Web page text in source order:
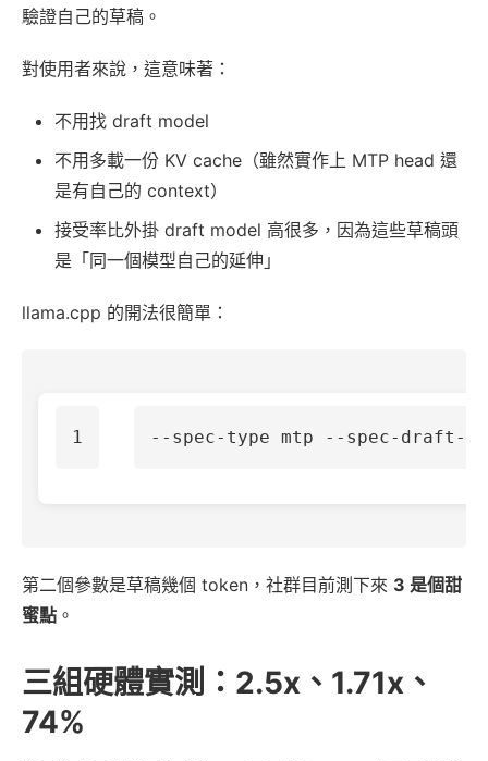
驗證自己的草稿。
對使用者來說，這意味著：
不用找 draft model
不用多載一份 KV cache（雖然實作上 MTP head 還
是有自己的 context）
接受率比外掛 draft model 高很多，因為這些草稿頭
是「同一個模型自己的延伸」
llama.cpp 的開法很簡單：
--spec-type mtp --spec-draft-n-
第二個參數是草稿幾個 token，社群目前測下來 3 是個甜
蜜點 。
三組硬體實測：2.5x、1.71x、
74%